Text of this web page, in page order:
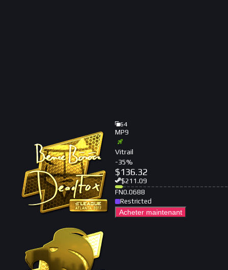
64
MP9
Vitrail
-35%
$136.32
$211.09
FN0.0688
Restricted
Acheter maintenant